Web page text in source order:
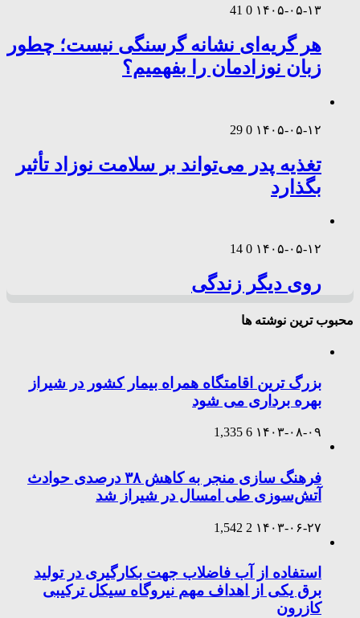
۱۴۰۵-۰۵-۱۳ 0
41
هر گریه‌ای نشانه گرسنگی نیست؛ چطور
زبان نوزادمان را بفهمیم؟
۱۴۰۵-۰۵-۱۲ 0
29
تغذیه پدر می‌تواند بر سلامت نوزاد تأثیر
بگذارد
۱۴۰۵-۰۵-۱۲ 0
14
روی دیگر زندگی
محبوب ترین نوشته ها
بزرگ ترین اقامتگاه همراه بیمار کشور در شیراز
بهره برداری می شود
۱۴۰۳-۰۸-۰۹ 6
1,335
فرهنگ سازی منجر به کاهش ۳۸ درصدی حوادث
آتش‌سوزی طی امسال در شیراز شد
۱۴۰۳-۰۶-۲۷ 2
1,542
استفاده از آب فاضلاب جهت بکارگیری در تولید
برق یکی از اهداف مهم نیروگاه سیکل ترکیبی
کازرون